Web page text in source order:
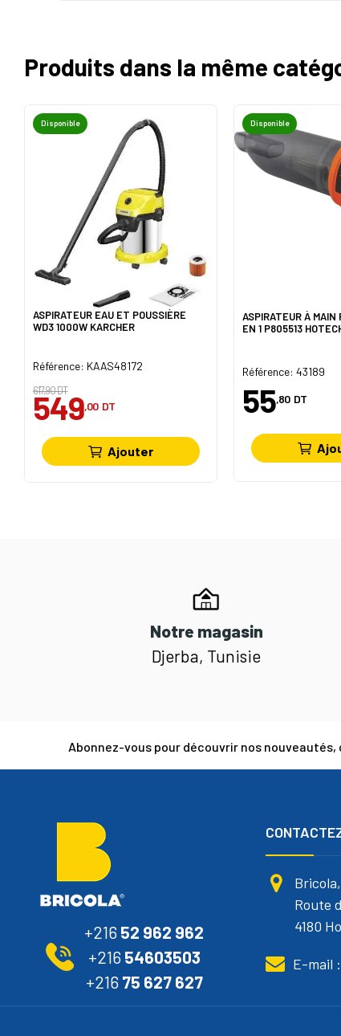
Produits dans la même
Disponible
ASPIRATEUR EAU ET POUSSIÈRE
WD3 1000W KARCHER
Référence: KAAS48172
617,90 DT
549,00 DT
Ajouter
Disponible
ASPIRATEUR À MAIN
EN 1 P805513
Référence: 43189
55,80 DT
Notre magasin
Djerba, Tunisie
Abonnez-vous pour découvrir nos
+216 52 962 962
+216 54603503
+216 75 627 627
Route
4180
E-mail